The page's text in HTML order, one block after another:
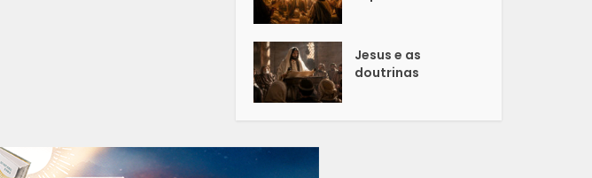
Jesus e as
doutrinas